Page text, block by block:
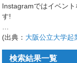
Instagramではイベン
す!
(出典： 大阪公立大学起
検索結果一覧